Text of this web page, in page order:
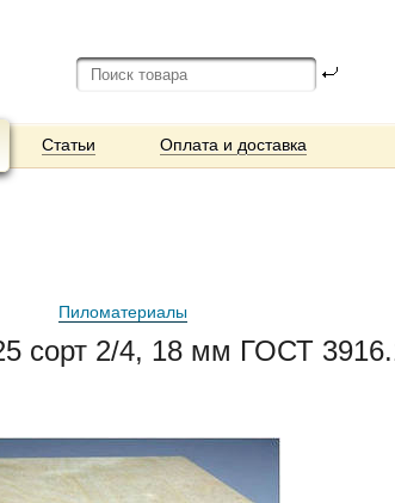
Статьи Оплата и доставка
Пиломатериалы
сорт 2/4, 18 мм ГОСТ